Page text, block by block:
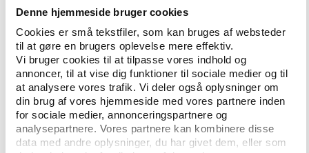
Denne hjemmeside bruger cookies
Cookies er små tekstfiler, som kan bruges af websteder
til at gøre en brugers oplevelse mere effektiv.
Vi bruger cookies til at tilpasse vores indhold og
annoncer, til at vise dig funktioner til sociale medier og til
at analysere vores trafik. Vi deler også oplysninger om
din brug af vores hjemmeside med vores partnere inden
for sociale medier, annonceringspartnere og
analysepartnere. Vores partnere kan kombinere disse
data med andre oplysninger, du har givet dem, eller som
Andelen af børn (4.-10. klasse) i Ballerup, Gladsaxe, Halsnæs og Varde Kommuner,
der er idrætsaktive i organiseringsformerne forening/klub og privat/kommercielt